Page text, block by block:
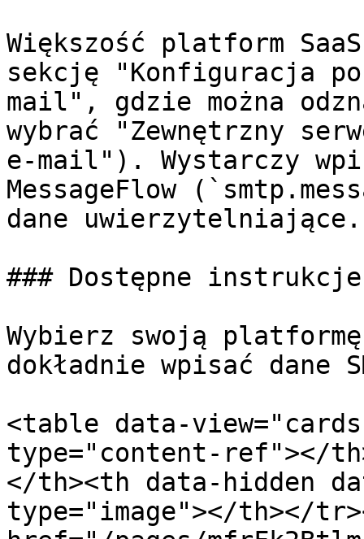
Większość platform
sekcję "Konfiguracja
mail", gdzie można
wybrać "Zewnętrzny
e-mail"). Wystarczy
MessageFlow
dane uwierzytelniające.
### Dostępne instrukcje
Wybierz swoją
dokładnie wpisać dane
<table data-
type="content-ref"></
</th><th data-hidden
type="image"></th></